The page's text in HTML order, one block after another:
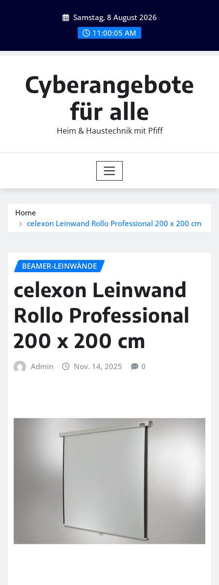
Samstag, 8 August 2026
11:00:07 AM
Cyberangebote
für alle
Heim & Haustechnik mit Pfiff
Home
celexon Leinwand Rollo Professional 200 x 200 cm
BEAMER-LEINWÄNDE
celexon Leinwand
Rollo Professional
200 x 200 cm
Admin Nov. 14, 2025 0